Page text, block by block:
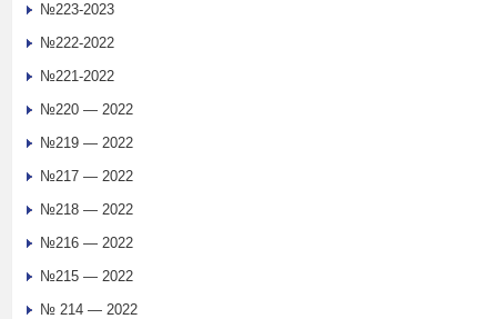
№223-2023
№222-2022
№221-2022
№220 — 2022
№219 — 2022
№217 — 2022
№218 — 2022
№216 — 2022
№215 — 2022
№ 214 — 2022